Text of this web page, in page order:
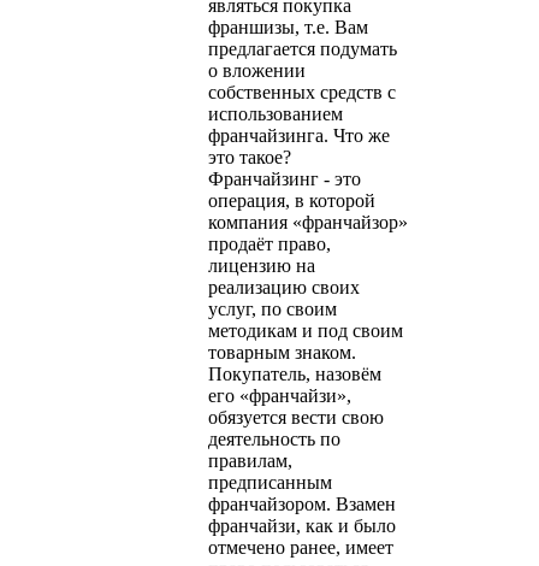
являться покупка
франшизы, т.е. Вам
предлагается подумать
о вложении
собственных средств с
использованием
франчайзинга. Что же
это такое?
Франчайзинг - это
операция, в которой
компания «франчайзор»
продаёт право,
лицензию на
реализацию своих
услуг, по своим
методикам и под своим
товарным знаком.
Покупатель, назовём
его «франчайзи»,
обязуется вести свою
деятельность по
правилам,
предписанным
франчайзором. Взамен
франчайзи, как и было
отмечено ранее, имеет